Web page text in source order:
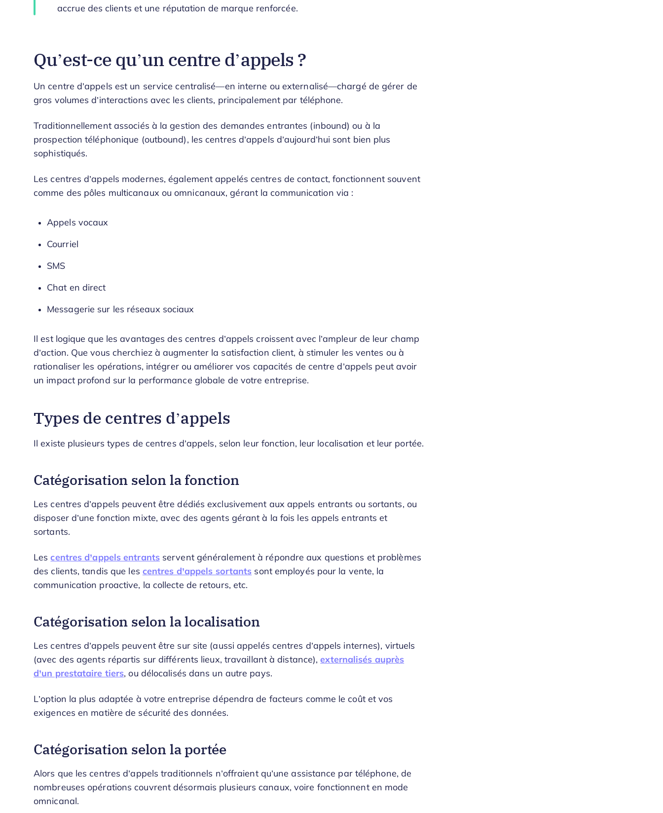
accrue des clients et une réputation de marque renforcée.
Qu’est-ce qu’un centre d’appels ?
Un centre d’appels est un service centralisé—en interne ou externalisé—chargé de gérer de
gros volumes d’interactions avec les clients, principalement par téléphone.
Traditionnellement associés à la gestion des demandes entrantes (inbound) ou à la
prospection téléphonique (outbound), les centres d’appels d’aujourd’hui sont bien plus
sophistiqués.
Les centres d’appels modernes, également appelés centres de contact, fonctionnent souvent
comme des pôles multicanaux ou omnicanaux, gérant la communication via :
Appels vocaux
Courriel
SMS
Chat en direct
Messagerie sur les réseaux sociaux
Il est logique que les avantages des centres d’appels croissent avec l’ampleur de leur champ
d’action. Que vous cherchiez à augmenter la satisfaction client, à stimuler les ventes ou à
rationaliser les opérations, intégrer ou améliorer vos capacités de centre d’appels peut avoir
un impact profond sur la performance globale de votre entreprise.
Types de centres d’appels
Il existe plusieurs types de centres d’appels, selon leur fonction, leur localisation et leur portée.
Catégorisation selon la fonction
Les centres d’appels peuvent être dédiés exclusivement aux appels entrants ou sortants, ou
disposer d’une fonction mixte, avec des agents gérant à la fois les appels entrants et
sortants.
Lescentres d’appels entrantsservent généralement à répondre aux questions et problèmes
des clients, tandis que les centres d’appels sortants sont employés pour la vente, la
communication proactive, la collecte de retours, etc.
Catégorisation selon la localisation
Les centres d’appels peuvent être sur site (aussi appelés centres d’appels internes), virtuels
(avec des agents répartis sur différents lieux, travaillant à distance),externalisés auprès
d’un prestataire tiers, ou délocalisés dans un autre pays.
L’option la plus adaptée à votre entreprise dépendra de facteurs comme le coût et vos
exigences en matière de sécurité des données.
Catégorisation selon la portée
Alors que les centres d’appels traditionnels n’offraient qu’une assistance par téléphone, de
nombreuses opérations couvrent désormais plusieurs canaux, voire fonctionnent en mode
omnicanal.